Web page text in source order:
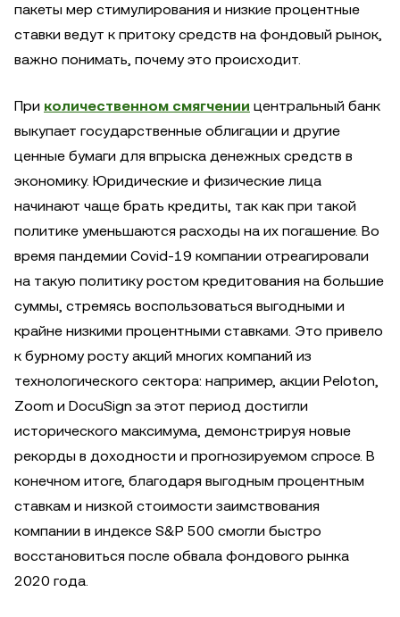
пакеты мер стимулирования и низкие процентные
ставки ведут к притоку средств на фондовый рынок,
важно понимать, почему это происходит.
При количественном смягчении центральный банк
выкупает государственные облигации и другие
ценные бумаги для впрыска денежных средств в
экономику. Юридические и физические лица
начинают чаще брать кредиты, так как при такой
политике уменьшаются расходы на их погашение. Во
время пандемии Covid-19 компании отреагировали
на такую политику ростом кредитования на большие
суммы, стремясь воспользоваться выгодными и
крайне низкими процентными ставками. Это привело
к бурному росту акций многих компаний из
технологического сектора: например, акции Peloton,
Zoom и DocuSign за этот период достигли
исторического максимума, демонстрируя новые
рекорды в доходности и прогнозируемом спросе. В
конечном итоге, благодаря выгодным процентным
ставкам и низкой стоимости заимствования
компании в индексе S&P 500 смогли быстро
восстановиться после обвала фондового рынка
2020 года.